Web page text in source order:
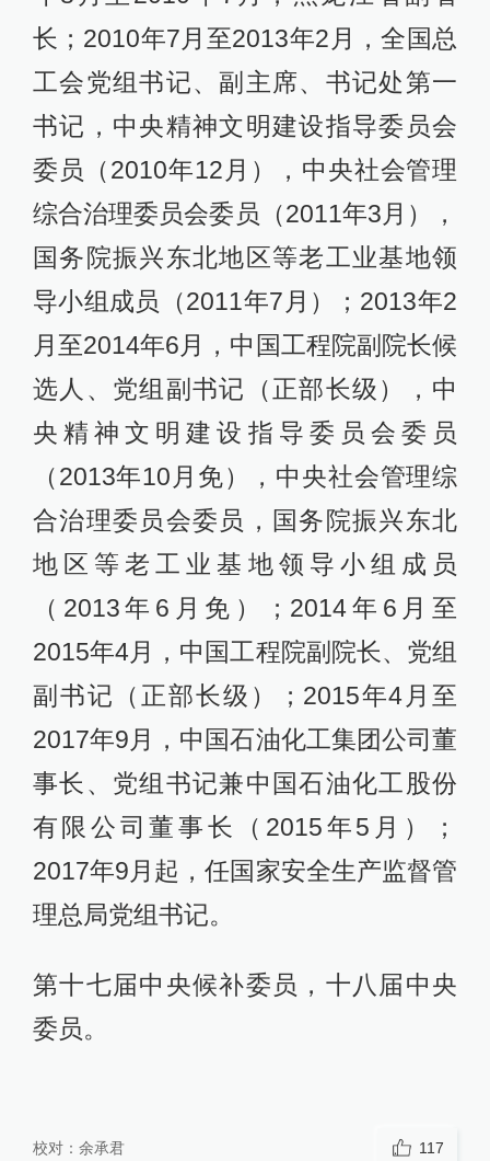
长；2010年7月至2013年2月，全国总
工会党组书记、副主席、书记处第一
书记，中央精神文明建设指导委员会
委员（2010年12月），中央社会管理
综合治理委员会委员（2011年3月），
国务院振兴东北地区等老工业基地领
导小组成员（2011年7月）；2013年2
月至2014年6月，中国工程院副院长候
选人、党组副书记（正部长级），中
央精神文明建设指导委员会委员
（2013年10月免），中央社会管理综
合治理委员会委员，国务院振兴东北
地区等老工业基地领导小组成员
（2013年6月免）；2014年6月至
2015年4月，中国工程院副院长、党组
副书记（正部长级）；2015年4月至
2017年9月，中国石油化工集团公司董
事长、党组书记兼中国石油化工股份
有限公司董事长（2015年5月）；
2017年9月起，任国家安全生产监督管
理总局党组书记。
第十七届中央候补委员，十八届中央
委员。
校对： 余承君 117